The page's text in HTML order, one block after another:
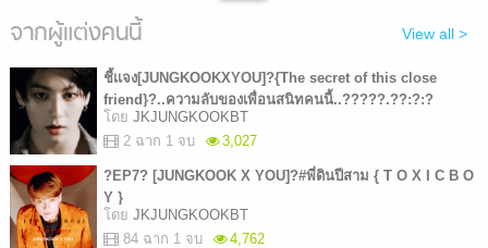
จากผู้แต่งคนนี้ View all >
ชี้เเจง[JUNGKOOKXYOU]?{The secret of this close
friend}?..ความลับของเพื่อนสนิทคนนี้..?????.??:?:?
โดย JKJUNGKOOKBT
2 ฉาก 1 จบ
3,027
?EP7? [JUNGKOOK X YOU]?#พี่ดินปีสาม { T O X I C B O
Y }
โดย JKJUNGKOOKBT
84 ฉาก 1 จบ
4,762